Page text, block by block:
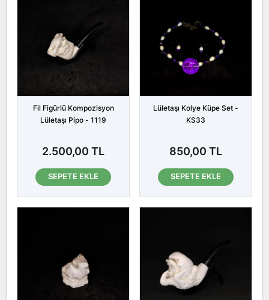
Fil Figürlü Kompozisyon
Lületaşı Pipo - 1119
2.500,00 TL
SEPETE EKLE
Lületaşı Kolye Küpe Set -
KS33
850,00 TL
SEPETE EKLE